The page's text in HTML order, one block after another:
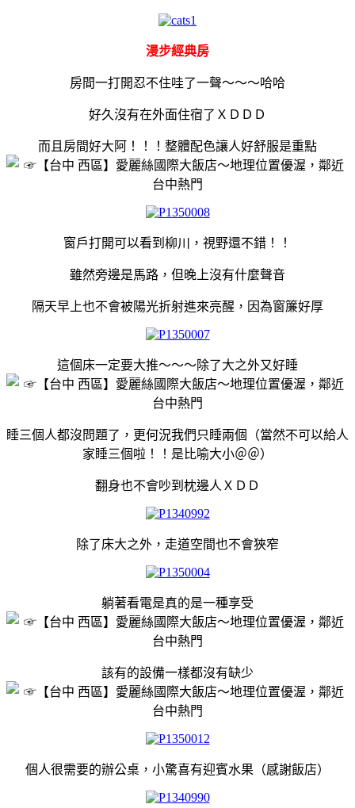
漫步經典房
房間一打開忍不住哇了一聲～～～哈哈
好久沒有在外面住宿了ＸＤＤＤ
而且房間好大阿！！！整體配色讓人好舒服是重點
窗戶打開可以看到柳川，視野還不錯！！
雖然旁邊是馬路，但晚上沒有什麼聲音
隔天早上也不會被陽光折射進來亮醒，因為窗簾好厚
這個床一定要大推～～～除了大之外又好睡
睡三個人都沒問題了，更何況我們只睡兩個（當然不可以給人
家睡三個啦！！是比喻大小＠＠）
翻身也不會吵到枕邊人ＸＤＤ
除了床大之外，走道空間也不會狹窄
躺著看電是真的是一種享受
該有的設備一樣都沒有缺少
個人很需要的辦公桌，小驚喜有迎賓水果（感謝飯店）